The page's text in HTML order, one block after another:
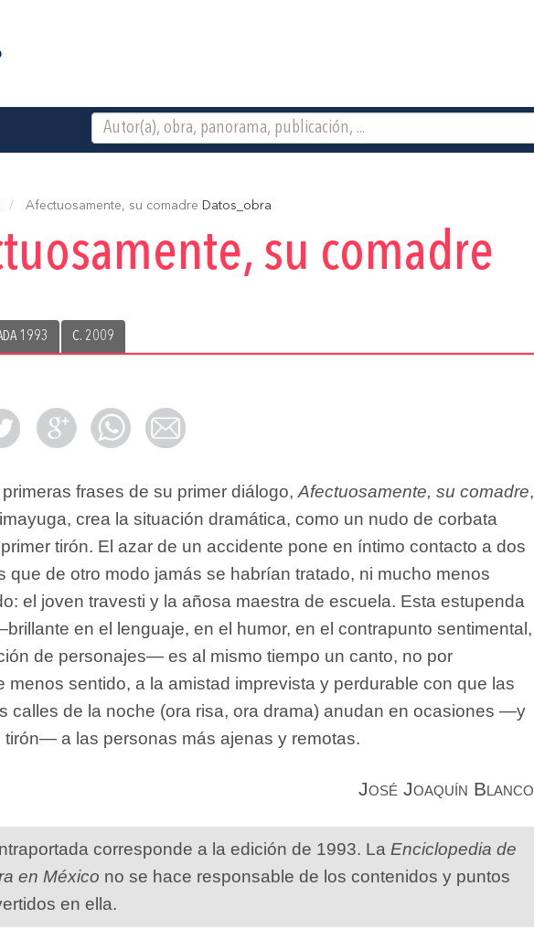
Afectuosamente, su comadre Datos_obra
su comadre
1993 C. 2009
frases de su primer diálogo, Afectuosamente, su comadre,
crea la situación dramática, como un nudo de corbata
tirón. El azar de un accidente pone en íntimo contacto a dos
que de otro modo jamás se habrían tratado, ni mucho menos
el joven travesti y la añosa maestra de escuela. Esta estupenda
en el lenguaje, en el humor, en el contrapunto sentimental,
de personajes— es al mismo tiempo un canto, no por
menos sentido, a la amistad imprevista y perdurable con que las
calles de la noche (ora risa, ora drama) anudan en ocasiones —y
tirón— a las personas más ajenas y remotas.
José Joaquín Blanco
corresponde a la edición de 1993. La Enciclopedia de
en México no se hace responsable de los contenidos y puntos
en ella.